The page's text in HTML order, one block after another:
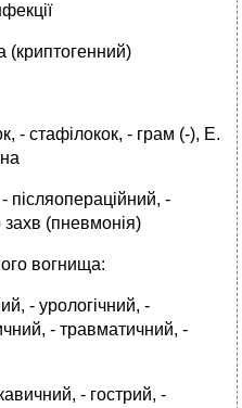
(криптогенний)
- стафілокок, - грам (-), E.
післяопераційний, -
захв (пневмонія)
вогнища:
- урологічний, -
- травматичний, -
- гострий, -